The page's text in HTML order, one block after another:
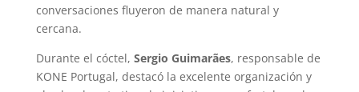
conversaciones fluyeron de manera natural y
cercana.
Durante el cóctel, Sergio Guimarães, responsable de
KONE Portugal, destacó la excelente organización y